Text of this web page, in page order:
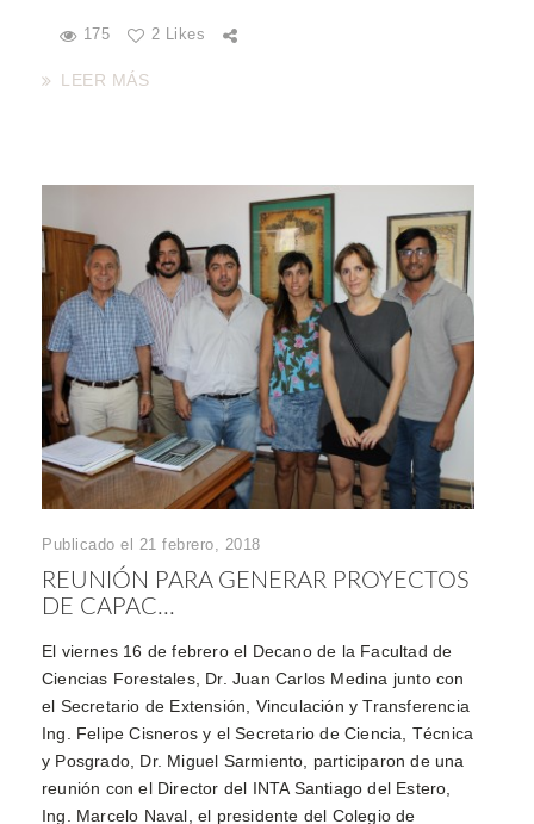
175 2 Likes
LEER MÁS
Publicado el 21 febrero, 2018
REUNIÓN PARA GENERAR PROYECTOS
DE CAPAC...
El viernes 16 de febrero el Decano de la Facultad de
Ciencias Forestales, Dr. Juan Carlos Medina junto con
el Secretario de Extensión, Vinculación y Transferencia
Ing. Felipe Cisneros y el Secretario de Ciencia, Técnica
y Posgrado, Dr. Miguel Sarmiento, participaron de una
reunión con el Director del INTA Santiago del Estero,
Ing. Marcelo Naval, el presidente del Colegio de